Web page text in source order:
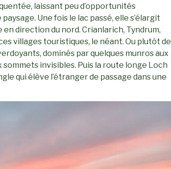
laissant peu d’opportunités
Une fois le lac passé, elle s’élargit
direction du nord. Crianlarich, Tyndrum,
villages touristiques, le néant. Ou plutôt de
dominés par quelques munros aux
invisibles. Puis la route longe Loch
qui élève l’étranger de passage dans une